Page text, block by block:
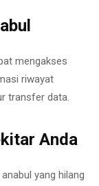
mengakses
riwayat
transfer data.
Anda
yang hilang